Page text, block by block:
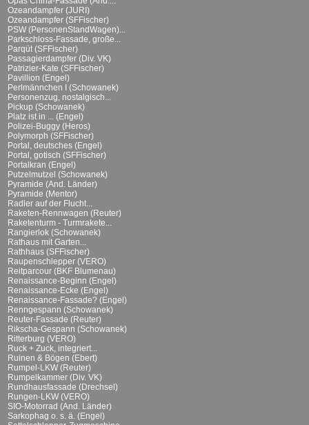
Ozeandampfer (JURI)
Ozeandampfer (SFFischer)
PSW (PersonenStandWagen)...
Parkschloss-Fassade, große...
Parqüt (SFFischer)
Passagierdampfer (Div. VK)
Patrizier-Kate (SFFischer)
Pavillion (Engel)
Perlmännchen I (Schowanek)
Personenzug, nostalgisch...
Pickup (Schowanek)
Platz ist in ... (Engel)
Polizei-Buggy (Heros)
Polymorph (SFFischer)
Portal, deutsches (Engel)
Portal, gotisch (SFFischer)
Portalkran (Engel)
Putzelmutzel (Schowanek)
Pyramide (And. Länder)
Pyramide (Mentor)
Radler auf der Flucht...
Raketen-Rennwagen (Reuter)
Raketenturm - Turmrakete...
Rangierlok (Schowanek)
Rathaus mit Garten...
Rathhaus (SFFischer)
Raupenschlepper (VERO)
Reitparcour (BKF Blumenau)
Renaissance-Beginn (Engel)
Renaissance-Ecke (Engel)
Renaissance-Fassade? (Engel)
Renngespann (Schowanek)
Reuter-Fassade (Reuter)
Rikscha-Gespann (Schowanek)
Ritterburg (VERO)
Ruck + Zuck, integriert...
Ruinen & Bögen (Ebert)
Rumpel-LKW (Reuter)
Rumpelkammer (Div. VK)
Rundhausfassade (Drechsel)
Rungen-LKW (VERO)
SIO-Motorrad (And. Länder)
Sarkophag o. s. ä. (Engel)